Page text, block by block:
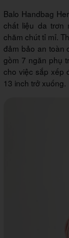
Balo Handbag
chất liệu da trơn
chăm chút tỉ mỉ.
đảm bảo an toàn
gồm 7 ngăn phụ
cho việc sắp xếp
13 inch trở xuống.